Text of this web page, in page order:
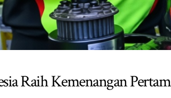
Raih Kemenangan